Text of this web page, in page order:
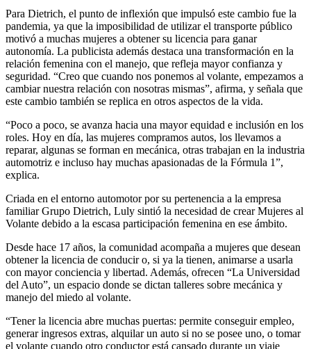
Para Dietrich, el punto de inflexión que impulsó este cambio fue la
pandemia, ya que la imposibilidad de utilizar el transporte público
motivó a muchas mujeres a obtener su licencia para ganar
autonomía. La publicista además destaca una transformación en la
relación femenina con el manejo, que refleja mayor confianza y
seguridad. “Creo que cuando nos ponemos al volante, empezamos a
cambiar nuestra relación con nosotras mismas”, afirma, y señala que
este cambio también se replica en otros aspectos de la vida.
“Poco a poco, se avanza hacia una mayor equidad e inclusión en los
roles. Hoy en día, las mujeres compramos autos, los llevamos a
reparar, algunas se forman en mecánica, otras trabajan en la industria
automotriz e incluso hay muchas apasionadas de la Fórmula 1”,
explica.
Criada en el entorno automotor por su pertenencia a la empresa
familiar Grupo Dietrich, Luly sintió la necesidad de crear Mujeres al
Volante debido a la escasa participación femenina en ese ámbito.
Desde hace 17 años, la comunidad acompaña a mujeres que desean
obtener la licencia de conducir o, si ya la tienen, animarse a usarla
con mayor conciencia y libertad. Además, ofrecen “La Universidad
del Auto”, un espacio donde se dictan talleres sobre mecánica y
manejo del miedo al volante.
“Tener la licencia abre muchas puertas: permite conseguir empleo,
generar ingresos extras, alquilar un auto si no se posee uno, o tomar
el volante cuando otro conductor está cansado durante un viaje